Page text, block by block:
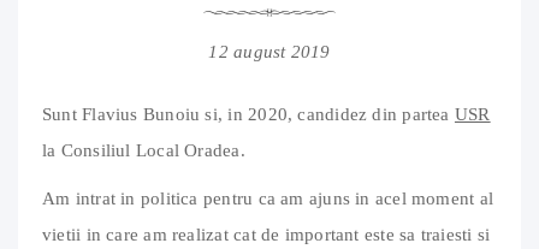
12 august 2019
Sunt Flavius Bunoiu si, in 2020, candidez din partea USR
la Consiliul Local Oradea.
Am intrat in politica pentru ca am ajuns in acel moment al
vietii in care am realizat cat de important este sa traiesti si